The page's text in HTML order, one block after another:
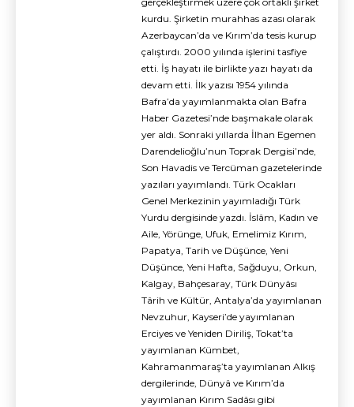
kurdu. Şirketin murahhas azası olarak
Azerbaycan’da ve Kırım’da tesis kurup
çalıştırdı. 2000 yılında işlerini tasfiye
etti. İş hayatı ile birlikte yazı hayatı da
devam etti. İlk yazısı 1954 yılında
Bafra’da yayımlanmakta olan Bafra
Haber Gazetesi’nde başmakale olarak
yer aldı. Sonraki yıllarda İlhan Egemen
Darendelioğlu’nun Toprak Dergisi’nde,
Son Havadis ve Tercüman gazetelerinde
yazıları yayımlandı. Türk Ocakları
Genel Merkezinin yayımladığı Türk
Yurdu dergisinde yazdı. İslâm, Kadın ve
Aile, Yörünge, Ufuk, Emelimiz Kırım,
Papatya, Tarih ve Düşünce, Yeni
Düşünce, Yeni Hafta, Sağduyu, Orkun,
Kalgay, Bahçesaray, Türk Dünyâsı
Târih ve Kültür, Antalya’da yayımlanan
Nevzuhur, Kayseri’de yayımlanan
Erciyes ve Yeniden Diriliş, Tokat’ta
yayımlanan Kümbet,
Kahramanmaraş’ta yayımlanan Alkış
dergilerinde, Dünyâ ve Kırım’da
yayımlanan Kırım Sadâsı gibi